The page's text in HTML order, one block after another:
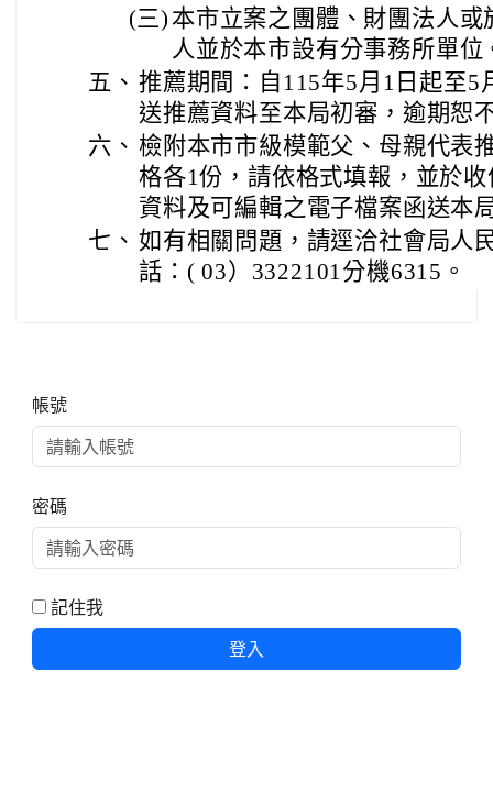
(三) 本市立案之團體、財團法人
人並於本市設有分事務所單位
五、 推薦期間：自115年5月1日起至5
送推薦資料至本局初審，逾期恕
六、 檢附本市市級模範父、母親代表
格各1份，請依格式填報，並於
資料及可編輯之電子檔案函送本
七、 如有相關問題，請逕洽社會局人
話：( 03）3322101分機6315。
帳號
密碼
記住我
登入